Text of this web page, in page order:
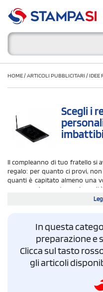
HOME/ARTICOLI PUBBLICITARI /IDEE
Scegli i
Il compleanno di tuo fratello si
regalo: per quanto ci provi,
quanti è capitato almeno una
possa sembrare strano, in
parenti, sono quelle di cui
in un’altra nazione. Sì,
network, ma alla fine siamo
In questa
preparazione e
Clicca sul tasto
gli articoli